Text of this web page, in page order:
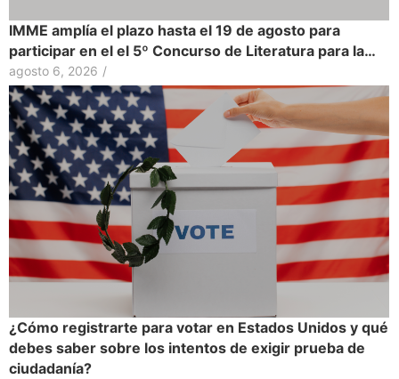
IMME amplía el plazo hasta el 19 de agosto para
participar en el el 5º Concurso de Literatura para la…
agosto 6, 2026 /
¿Cómo registrarte para votar en Estados Unidos y qué
debes saber sobre los intentos de exigir prueba de
ciudadanía?